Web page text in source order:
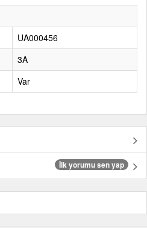
UA000456
3A
Var
İlk yorumu sen yap